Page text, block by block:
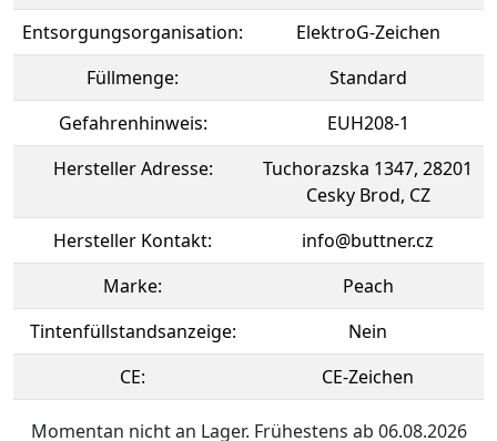
Entsorgungsorganisation:
ElektroG-Zeichen
Füllmenge:
Standard
Gefahrenhinweis:
EUH208-1
Hersteller Adresse:
Tuchorazska 1347, 28201
Cesky Brod, CZ
Hersteller Kontakt:
info@buttner.cz
Marke:
Peach
Tintenfüllstandsanzeige:
Nein
CE:
CE-Zeichen
Momentan nicht an Lager. Frühestens ab 06.08.2026